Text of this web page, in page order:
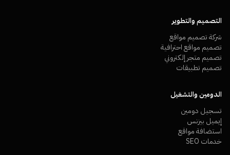
التصميم والتطوير
شركة تصميم مواقع
تصميم مواقع احترافية
تصميم متجر إلكتروني
تصميم تطبيقات
الدومين والتشغيل
تسجيل دومين
إيميل بيزنس
استضافة مواقع
خدمات SEO